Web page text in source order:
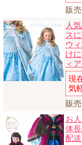
販
人
ス
ウ
けに
＜
現
気
販
お
体
配送